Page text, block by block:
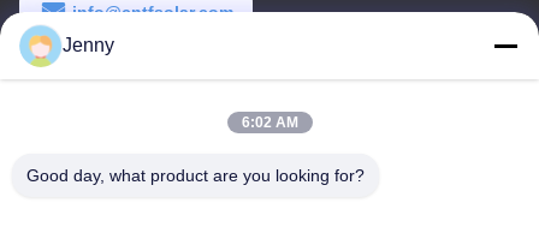
info@cntfsolar.com
Werktijd
Jenny
6:02 AM
Good day, what product are you looking for?